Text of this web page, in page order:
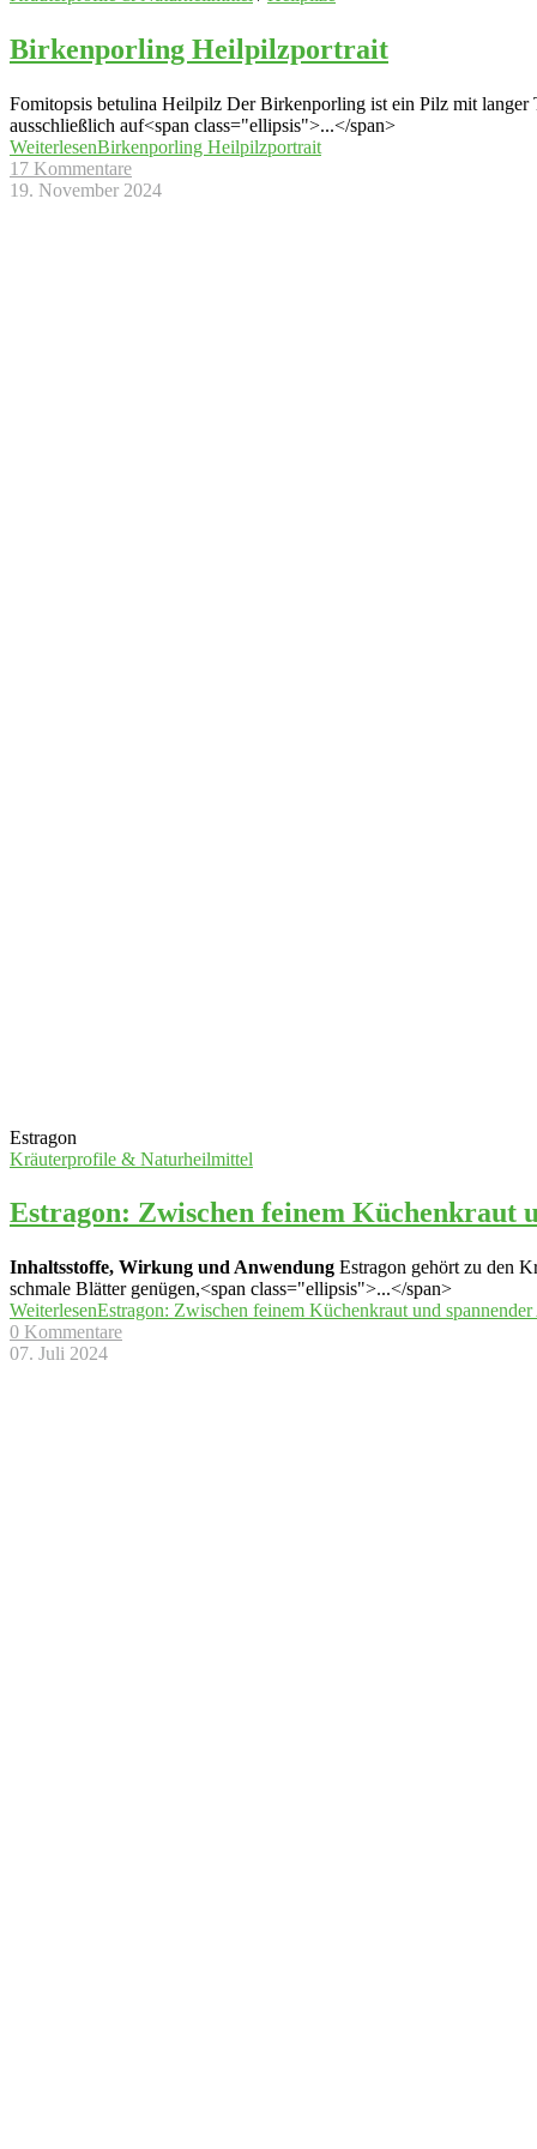
Birkenporling Heilpilzportrait
Fomitopsis betulina Heilpilz Der Birkenporling ist ein Pilz mit langer
ausschließlich auf<span class="ellipsis">...</span>
WeiterlesenBirkenporling Heilpilzportrait
17 Kommentare
19. November 2024
Estragon
Kräuterprofile & Naturheilmittel
Estragon: Zwischen feinem Küchenkraut
Inhaltsstoffe, Wirkung und Anwendung Estragon gehört zu den
schmale Blätter genügen,<span class="ellipsis">...</span>
WeiterlesenEstragon: Zwischen feinem Küchenkraut und
0 Kommentare
07. Juli 2024